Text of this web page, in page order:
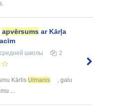
apvērsums ar Kārļa
acīm
школы 2
Kārlis Ulmanis
, galu
...